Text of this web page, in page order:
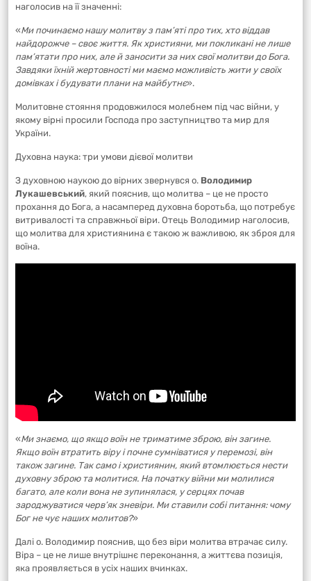
наголосив на її значенні:
«Ми починаємо нашу молитву з пам’яті про тих, хто віддав
найдорожче – своє життя. Як християни, ми покликані не лише
пам’ятати про них, але й заносити за них свої молитви до Бога.
Завдяки їхній жертовності ми маємо можливість жити у своїх
домівках і будувати плани на майбутнє».
Молитовне стояння продовжилося молебнем під час війни, у
якому вірні просили Господа про заступництво та мир для
України.
Духовна наука: три умови дієвої молитви
З духовною наукою до вірних звернувся о. Володимир
Лукашевський, який пояснив, що молитва – це не просто
прохання до Бога, а насамперед духовна боротьба, що потребує
витривалості та справжньої віри. Отець Володимир наголосив,
що молитва для християнина є такою ж важливою, як зброя для
воїна.
«Ми знаємо, що якщо воїн не триматиме зброю, він загине.
Якщо воїн втратить віру і почне сумніватися у перемозі, він
також загине. Так само і християнин, який втомлюється нести
духовну зброю та молитися. На початку війни ми молилися
багато, але коли вона не зупинялася, у серцях почав
зароджуватися черв’як зневіри. Ми ставили собі питання: чому
Бог не чує наших молитов?»
Далі о. Володимир пояснив, що без віри молитва втрачає силу.
Віра – це не лише внутрішнє переконання, а життєва позиція,
яка проявляється в усіх наших вчинках.